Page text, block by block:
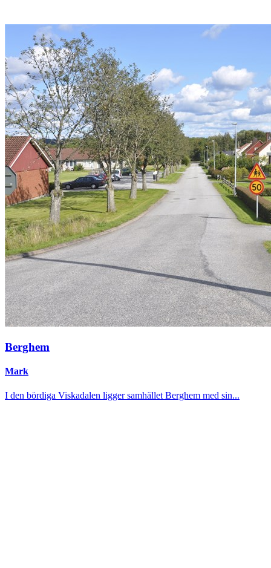
Berghem
Mark
I den bördiga Viskadalen ligger samhället Berghem med sin...